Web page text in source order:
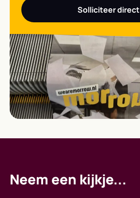
Solliciteer direct
Neem een kijkje...